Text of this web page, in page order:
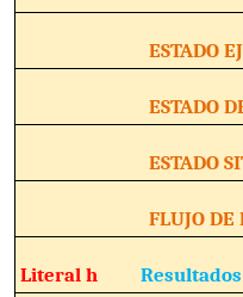
ESTADO
ESTADO DE
ESTADO
FLUJO DE
Literal h